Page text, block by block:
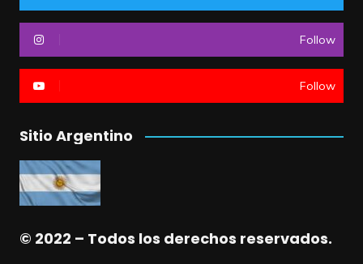
Follow
Follow
Sitio Argentino
© 2022 – Todos los derechos reservados.